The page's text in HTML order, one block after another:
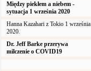
Między piekłem a niebem -
sytuacja 1 września 2020
Hanna Kazahari z Tokio 1 września
2020.
Dr. Jeff Barke przerywa
milczenie o COVID19